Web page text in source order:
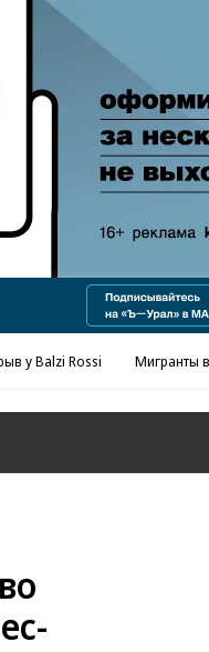
ad
у Balzi Rossi Мигранты